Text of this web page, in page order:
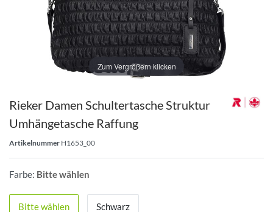
Zum Vergrößern klicken
Rieker Damen Schultertasche Struktur
Umhängetasche Raffung
Artikelnummer H1653_00
Farbe: Bitte wählen
Bitte wählen Schwarz